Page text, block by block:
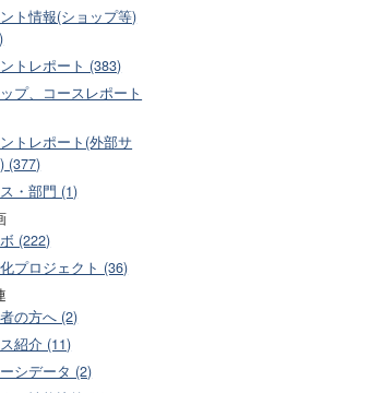
ト情報(ショップ等)
トレポート (383)
プ、コースレポート
トレポート(外部サ
(377)
・部門 (1)
(222)
プロジェクト (36)
の方へ (2)
紹介 (11)
シデータ (2)